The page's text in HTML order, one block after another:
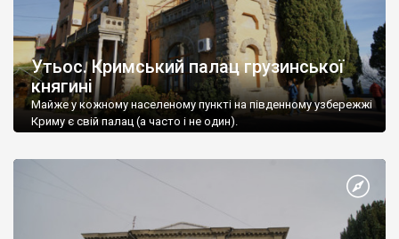
Утьос. Кримський палац грузинської
княгині
Майже у кожному населеному пункті на південному узбережжі
Криму є свій палац (а часто і не один).